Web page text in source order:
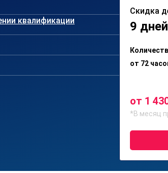
квалификации
Скидка
9
от 72
от 1
*В месяц